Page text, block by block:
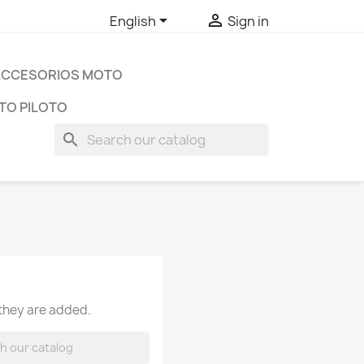
English  Sign in
MOTO
PILOTO
search
are added.